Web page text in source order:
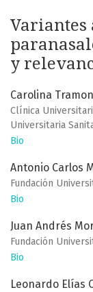
Variantes
y
Carolina
Clínica
Universitaria
Bio
Antonio Carlos
Fundación
Bio
Juan Andrés
Fundación
Bio
Leonardo Elías